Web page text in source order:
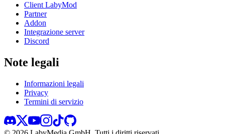
Client LabyMod
Partner
Addon
Integrazione server
Discord
Note legali
Informazioni legali
Privacy
Termini di servizio